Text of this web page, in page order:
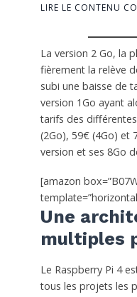
LIRE LE CONTENU
La version 2 Go, la
fièrement la relève
subi une baisse de
version 1Go ayant
tarifs des
(2Go), 59€ (4Go) et
version et ses 8Go
[amazon
Une
multiples
Le Raspberry Pi 4
tous les projets les